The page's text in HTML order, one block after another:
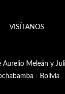
VISÍTANOS
Aurelio Meleán y
- Bolivia